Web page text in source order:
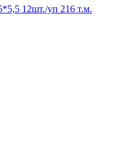
12шт./уп 216 т.м.